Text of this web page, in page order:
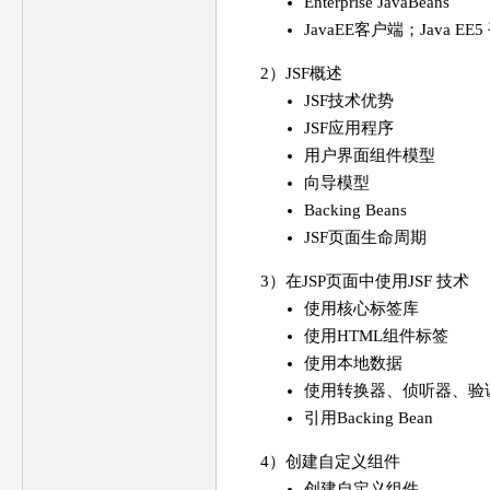
JavaEE客户端；Java EE5
2）JSF概述
JSF技术优势
JSF应用程序
用户界面组件模型
向导模型
Backing Beans
JSF页面生命周期
3）在JSP页面中使用JSF 技术
使用核心标签库
使用HTML组件标签
使用本地数据
使用转换器、侦听器、验
引用Backing Bean
4）创建自定义组件